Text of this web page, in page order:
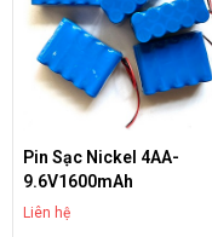
Pin Sạc Nickel 4AA-
9.6V1600mAh
Liên hệ